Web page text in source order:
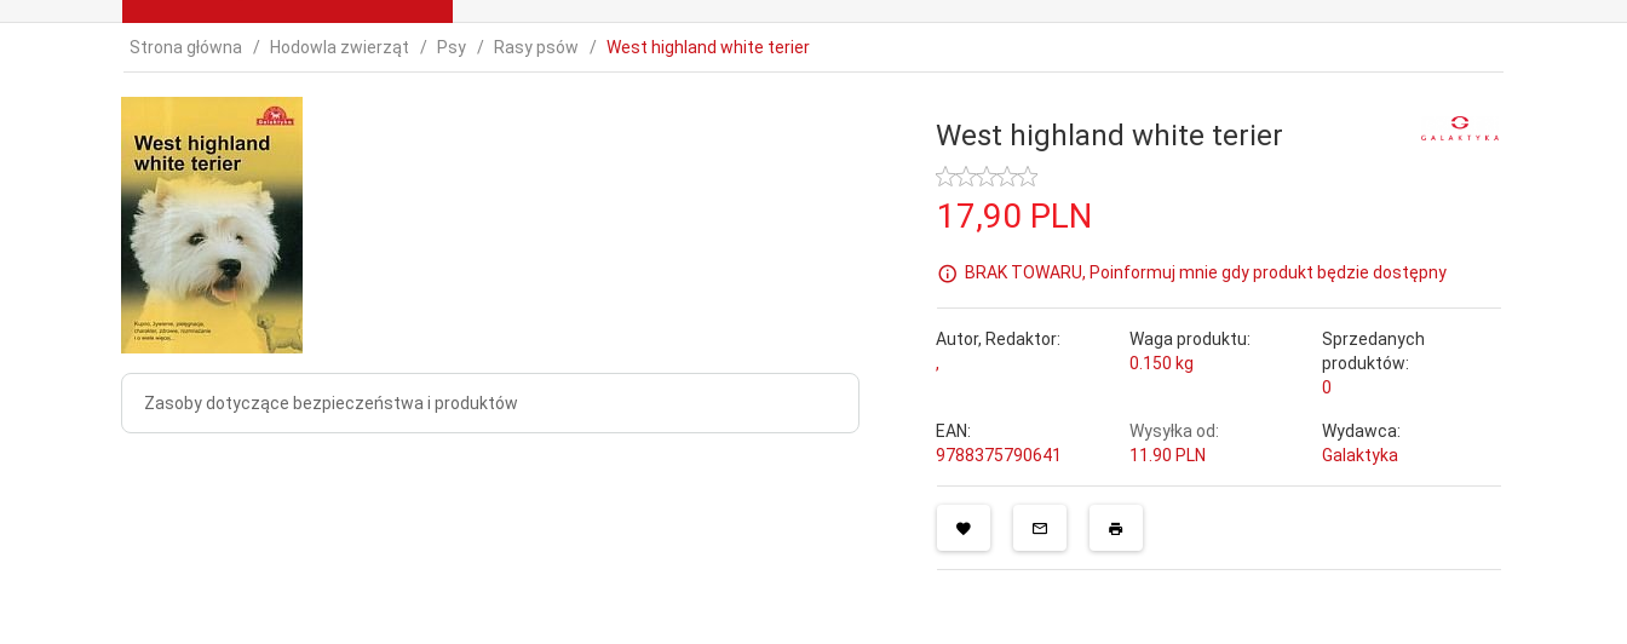
Strona główna Hodowla zwierząt Psy Rasy psów West highland white terier
Zasoby dotyczące bezpieczeństwa i produktów
West highland white terier
17,90 PLN
BRAK TOWARU, Poinformuj mnie gdy produkt będzie dostępny
Autor, Redaktor:
,
Waga produktu:
0.150 kg
Sprzedanych
produktów:
0
EAN:
9788375790641
Wysyłka od:
11.90 PLN
Wydawca:
Galaktyka